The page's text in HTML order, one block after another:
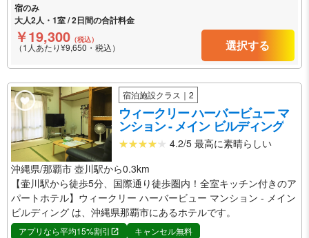
宿のみ
大人2人・1室 / 2日間の合計料金
￥19,300 （税込）
（1人あたり¥9,650・税込） 選択する
宿泊施設クラス｜2
ウィークリー ハーバービュー マ
ンション - メイン ビルディング
4.2/5 最高に素晴らしい
沖縄県/那覇市 壺川駅から0.3km
【壷川駅から徒歩5分、国際通り徒歩圏内！全室キッチン付きのア
パートホテル】ウィークリー ハーバービュー マンション - メイン
ビルディング は、沖縄県那覇市にあるホテルです。
アプリなら平均15%割引
キャンセル無料